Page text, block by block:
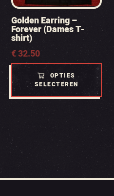
Golden Earring –
Forever (Dames T-
shirt)
€32.50
OPTIES
SELECTEREN